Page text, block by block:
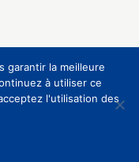
garantir la meilleure
à utiliser ce
l'utilisation des